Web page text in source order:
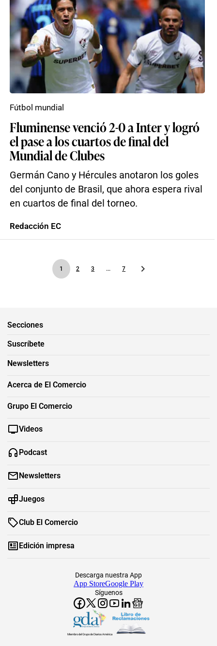
Fluminense venció 2-0 a Inter y logró
el pase a los cuartos de final del
Mundial de Clubes
Germán Cano y Hércules anotaron los goles
del conjunto de Brasil, que ahora espera rival
en cuartos de final del torneo.
Fútbol mundial
Redacción EC
1 2 3 ... 7
Secciones
Suscríbete
Newsletters
Acerca de El Comercio
Grupo El Comercio
Videos
Podcast
Newsletters
Juegos
Club El Comercio
Edición impresa
Síguenos
Descarga nuestra App
App StoreGoogle Play
Miembro del Grupo de Diarios América